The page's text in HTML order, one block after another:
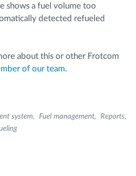
shows a fuel volume too
detected refueled
about this or other Frotcom
of our team.
system Fuel management
Reports